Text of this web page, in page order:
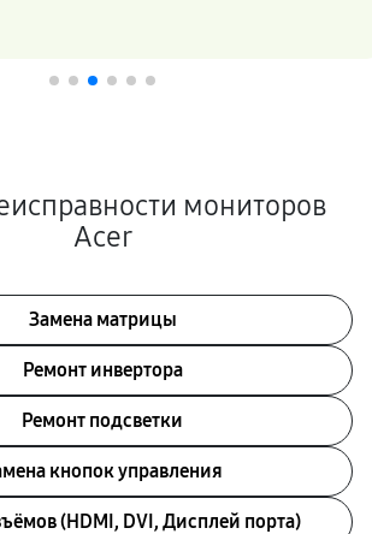
мониторов
Acer
Замена матрицы
Ремонт инвертора
Ремонт подсветки
кнопок управления
(HDMI, DVI, Дисплей порта)